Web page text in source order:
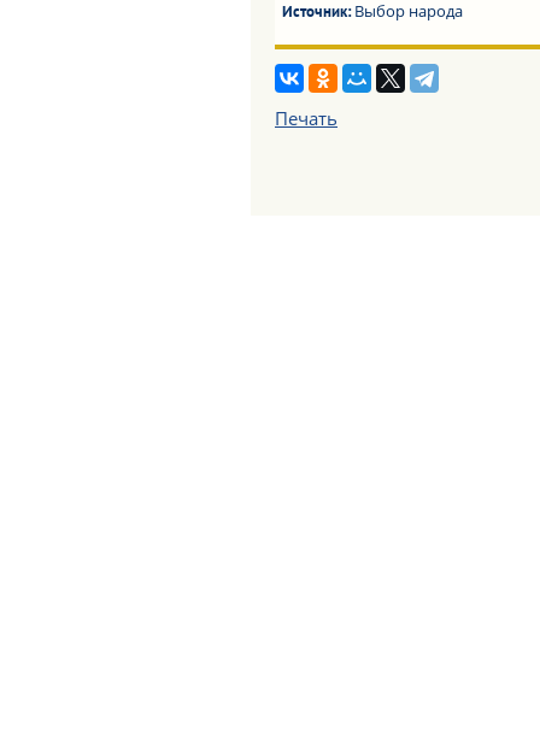
Источник:Выбор народа
Печать